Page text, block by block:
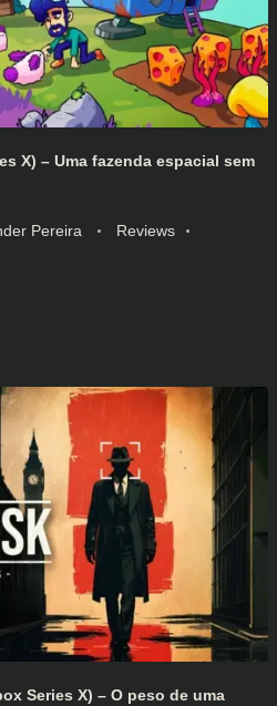
X) – Uma fazenda espacial sem
Pereira
Reviews
Series X) – O peso de uma